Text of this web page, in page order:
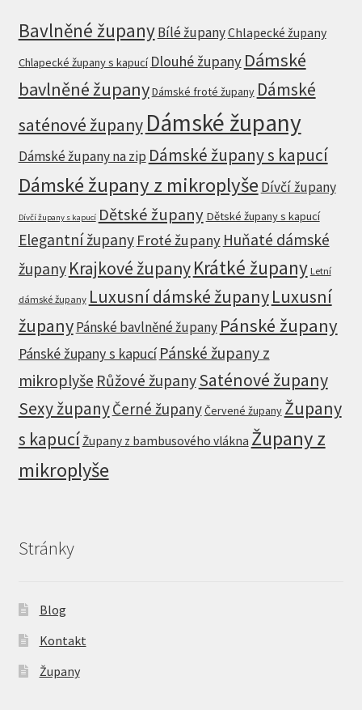
Bavlněné županyBílé županyChlapecké župany
Chlapecké župany s kapucí Dlouhé župany Dámské
bavlněné županyDámské froté župany Dámské
saténové župany Dámské župany
Dámské župany na zip Dámské župany s kapucí
Dámské župany z mikroplyše Dívčí župany
Dívčí župany s kapucí Dětské župany Dětské župany s kapucí
Elegantní župany Froté župany Huňaté dámské
župany Krajkové županyKrátké župany Letní
dámské župany Luxusní dámské županyLuxusní
županyPánské bavlněné župany Pánské župany
Pánské župany s kapucí Pánské župany z
mikroplyše Růžové županySaténové župany
Sexy županyČerné županyČervené župany Župany
s kapucíŽupany z bambusového vlákna Župany z
mikroplyše
Stránky
Blog
Kontakt
Župany